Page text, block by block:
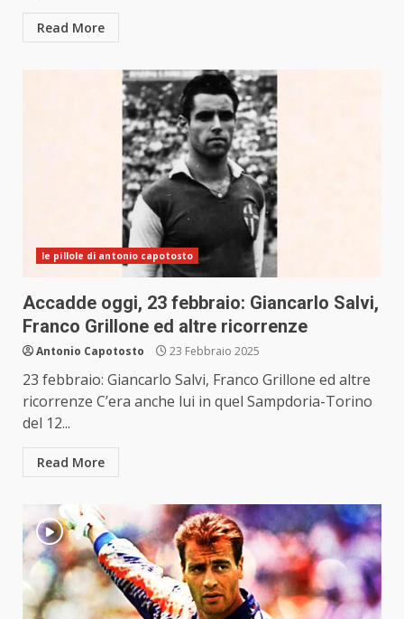
Read More
le pillole di antonio capotosto
Accadde oggi, 23 febbraio: Giancarlo Salvi,
Franco Grillone ed altre ricorrenze
Antonio Capotosto 23 Febbraio 2025
23 febbraio: Giancarlo Salvi, Franco Grillone ed altre
ricorrenze C’era anche lui in quel Sampdoria-Torino
del 12...
Read More